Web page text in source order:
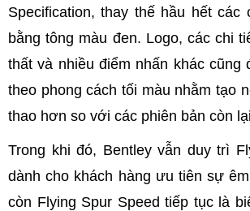
Specification, thay thế hầu hết các
bằng tông màu đen. Logo, các chi
thất và nhiều điểm nhấn khác cũng
theo phong cách tối màu nhằm tạo
thao hơn so với các phiên bản còn
Trong khi đó, Bentley vẫn duy trì
dành cho khách hàng ưu tiên sự
còn Flying Spur Speed tiếp tục là